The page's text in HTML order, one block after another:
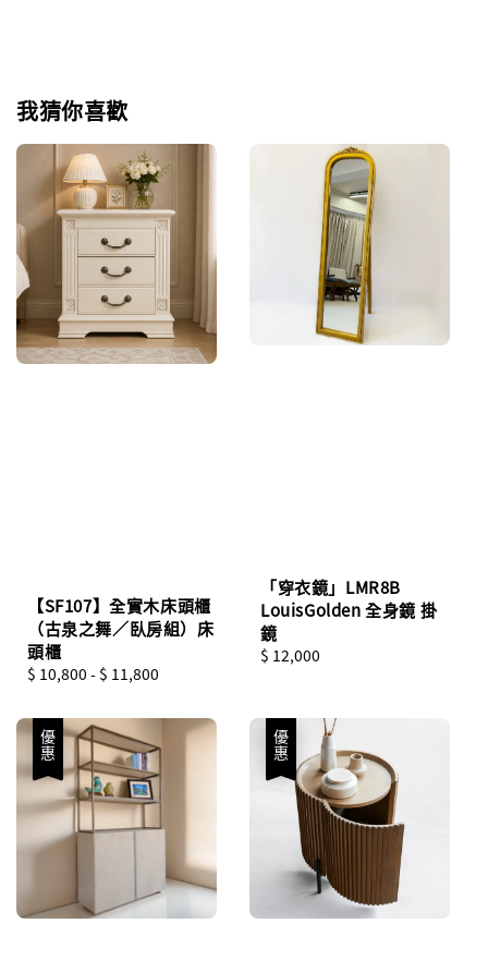
我猜你喜歡
【SF107】全實木床頭櫃
（古泉之舞／臥房組）床
頭櫃
Regular
$ 10,800 - $ 11,800
「穿衣鏡」LMR8B
LouisGolden 全身鏡 掛
鏡
Regular
$ 12,000
優惠 優惠